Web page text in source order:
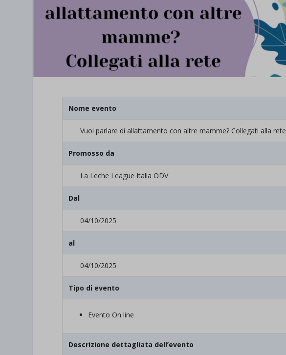
Nome evento
Vuoi parlare di allattamento con altre mamme? Collegati alla rete
Promosso da
La Leche League Italia ODV
Dal
04/10/2025
al
04/10/2025
Tipo di evento
Evento On line
Descrizione dettagliata dell’evento